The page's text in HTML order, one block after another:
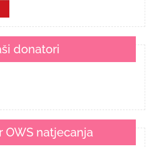
donatori
OWS natjecanja